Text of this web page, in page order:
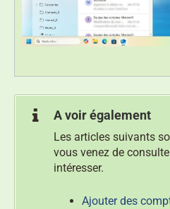
A voir également
Les articles suivants
vous venez de
intéresser.
Ajouter des